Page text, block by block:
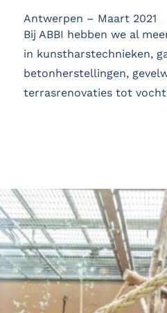
Antwerpen – Maart 2021
Bij ABBI hebben we al
in kunstharstechnieken,
betonherstellingen,
terrasrenovaties tot